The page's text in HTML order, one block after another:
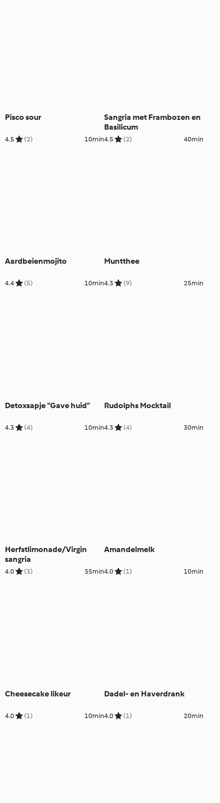
Pisco sour
4.5 (2) 10min
Sangria met Frambozen en
Basilicum
4.5 (2) 40min
Aardbeienmojito
4.4 (5) 10min
Muntthee
4.3 (9) 25min
Detoxsapje “Gave huid”
4.3 (4) 10min
Rudolphs Mocktail
4.3 (4) 30min
Herfstlimonade/Virgin
sangria
4.0 (3) 35min
Amandelmelk
4.0 (1) 10min
Cheesecake likeur
4.0 (1) 10min
Dadel- en Haverdrank
4.0 (1) 20min